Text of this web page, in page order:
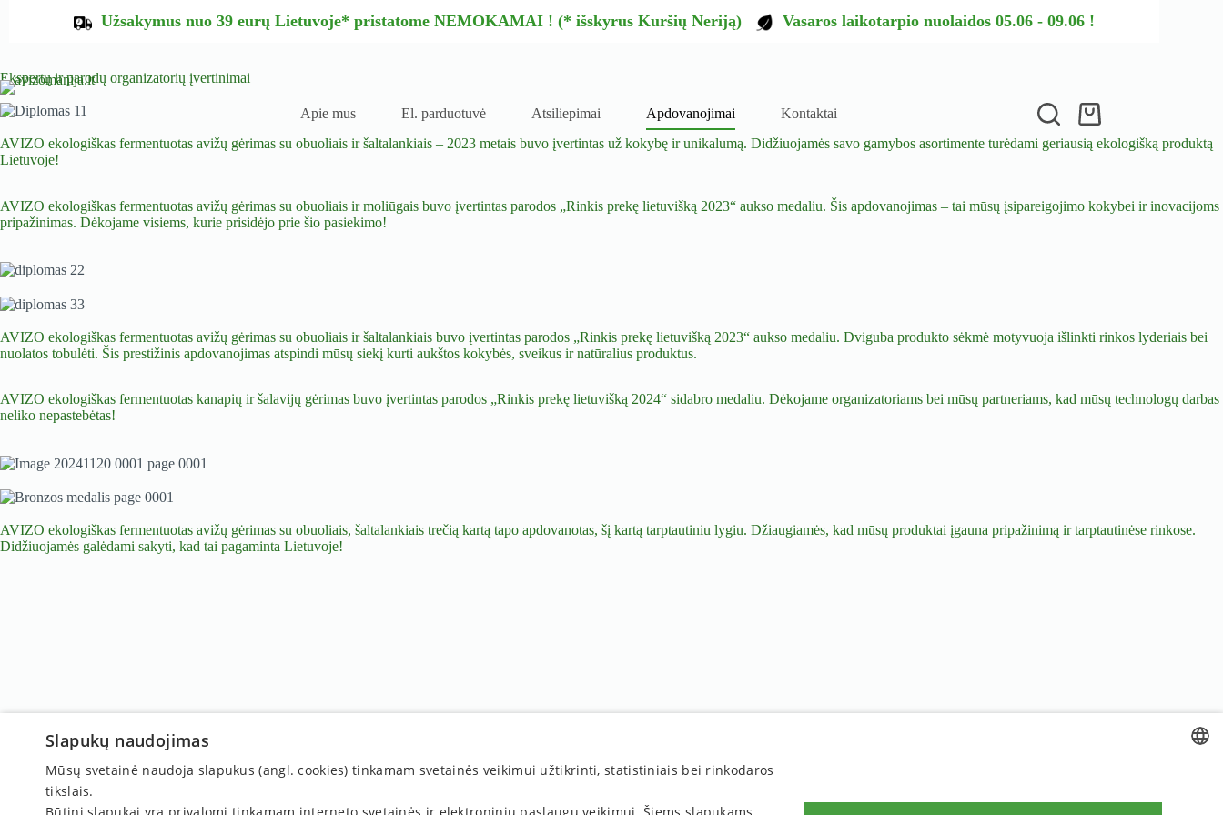
Užsakymus nuo 39 eurų Lietuvoje* pristatome NEMOKAMAI ! (* išskyrus Kuršių Neriją) Vasaros laikotarpio nuolaidos 05.06 - 09.06 !
Apie mus El. parduotuvė Atsiliepimai Apdovanojimai Kontaktai
Ekspertų ir parodų organizatorių įvertinimai
AVIZO ekologiškas fermentuotas avižų gėrimas su obuoliais ir šaltalankiais – 2023 metais buvo įvertintas už kokybę ir unikalumą. Didžiuojamės savo gamybos asortimente turėdami geriausią ekologišką produktą
Lietuvoje!
AVIZO ekologiškas fermentuotas avižų gėrimas su obuoliais ir moliūgais buvo įvertintas parodos „Rinkis prekę lietuvišką 2023“ aukso medaliu. Šis apdovanojimas – tai mūsų įsipareigojimo kokybei ir inovacijoms
pripažinimas. Dėkojame visiems, kurie prisidėjo prie šio pasiekimo!
AVIZO ekologiškas fermentuotas avižų gėrimas su obuoliais ir šaltalankiais buvo įvertintas parodos „Rinkis prekę lietuvišką 2023“ aukso medaliu. Dviguba produkto sėkmė motyvuoja išlinkti rinkos lyderiais bei
nuolatos tobulėti. Šis prestižinis apdovanojimas atspindi mūsų siekį kurti aukštos kokybės, sveikus ir natūralius produktus.
AVIZO ekologiškas fermentuotas kanapių ir šalavijų gėrimas buvo įvertintas parodos „Rinkis prekę lietuvišką 2024“ sidabro medaliu. Dėkojame organizatoriams bei mūsų partneriams, kad mūsų technologų darbas
neliko nepastebėtas!
AVIZO ekologiškas fermentuotas avižų gėrimas su obuoliais, šaltalankiais trečią kartą tapo apdovanotas, šį kartą tarptautiniu lygiu. Džiaugiamės, kad mūsų produktai įgauna pripažinimą ir tarptautinėse rinkose.
Didžiuojamės galėdami sakyti, kad tai pagaminta Lietuvoje!
Susisiekite:
Tel. nr.: +370 667 488 13
El. paštas:komercija@kseda.lt
Privatumo politika
Prekių pristatymas
Slapukų naudojimas
Mūsų svetainė naudoja slapukus (angl. cookies) tinkamam svetainės veikimui užtikrinti, statistiniais bei rinkodaros
tikslais.